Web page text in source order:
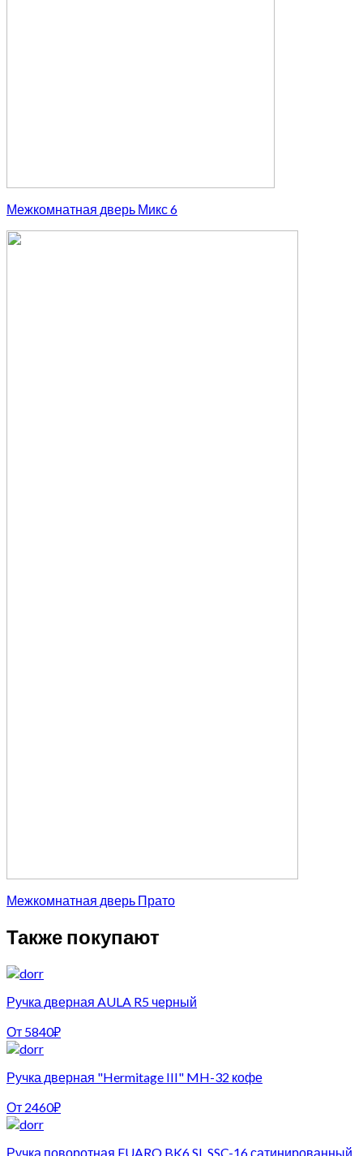
Межкомнатная дверь Микс 6
Межкомнатная дверь Прато
Также покупают
Ручка дверная AULA R5 черный
От 5840₽
Ручка дверная "Hermitage III" MH-32 кофе
От 2460₽
Ручка поворотная FUARO BK6 SL SSC-16 сатинированный